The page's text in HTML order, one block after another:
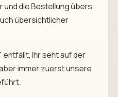
die Bestellung übers
übersichtlicher
entfällt, Ihr seht auf der
immer zuerst unsere